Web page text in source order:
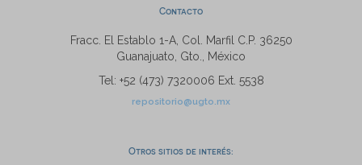
Contacto
Fracc. El Establo 1-A, Col. Marfil C.P. 36250
Guanajuato, Gto., México
Tel: +52 (473) 7320006 Ext. 5538
repositorio@ugto.mx
Otros sitios de interés: